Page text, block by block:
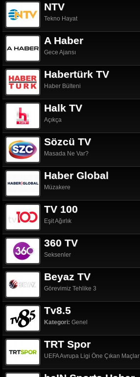
NTV
Tekno Hayat
A Haber
Gece Ajansı
Habertürk TV
Haber Bülteni
Halk TV
Açıkça
Sözcü TV
Masada Ne Var?
Haber Global
Müzakere
TV 100
Eşit Ağırlık
360 TV
Seksenler
Beyaz TV
Görevimiz Tehlike 3
Tv8.5
Kategori: Genel
TRT Spor
UEFA Avrupa Ligi Öne Çıkan Maçlar